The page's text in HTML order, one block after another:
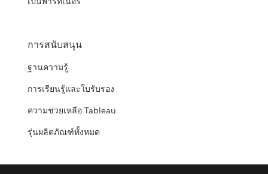
การสนับสนุน
ฐานความรู้
การเรียนรู้และใบรับรอง
ความช่วยเหลือ Tableau
รุ่นผลิตภัณฑ์ทั้งหมด